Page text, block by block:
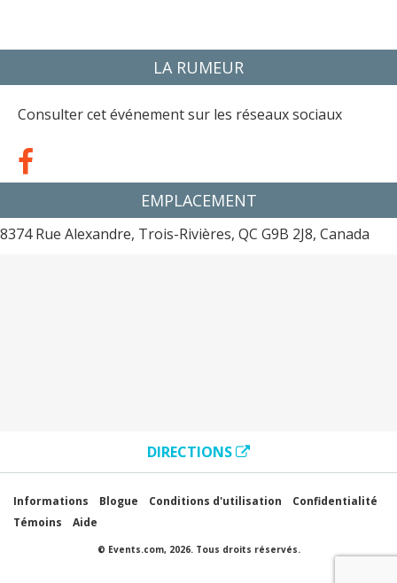
LA RUMEUR
Consulter cet événement sur les réseaux sociaux
EMPLACEMENT
8374 Rue Alexandre, Trois-Rivières, QC G9B 2J8, Canada
DIRECTIONS
Informations Blogue Conditions d'utilisation
Confidentialité
Témoins
Aide
© Events.com, 2026. Tous droits réservés.